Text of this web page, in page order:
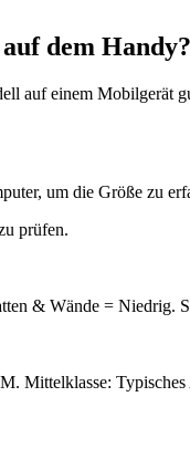
dem Handy?
auf einem Mobilgerät
um die Größe zu
prüfen.
& Wände =
Mittelklasse: